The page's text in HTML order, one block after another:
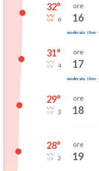
32°
6
ore
16
moderata (4mm-
31°
4
ore
17
moderata (4mm-
29°
3
ore
18
28°
2
ore
19